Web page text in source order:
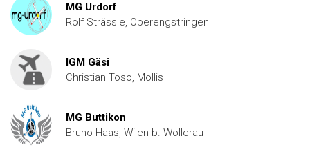
MG Urdorf
Rolf Strässle, Oberengstringen
IGM Gäsi
Christian Toso, Mollis
MG Buttikon
Bruno Haas, Wilen b. Wollerau